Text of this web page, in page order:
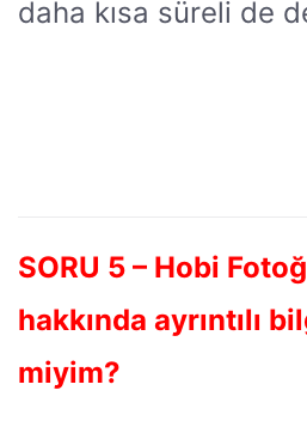
daha kısa süreli de
SORU 5 – Hobi
hakkında ayrıntılı
miyim?